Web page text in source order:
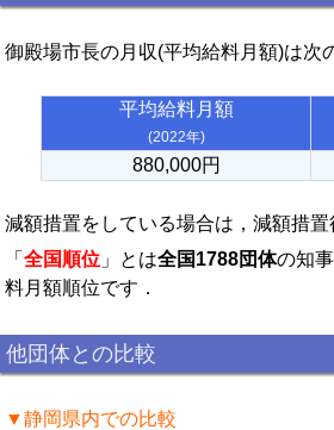
御殿場市長の月収(平均給料月額)は次
平均給料月額
(2022年)
880,000円
減額措置をしている場合は，減額措置
「 全国順位 」とは全国1788団体の知
料月額順位です．
他団体との比較
▼静岡県内での比較